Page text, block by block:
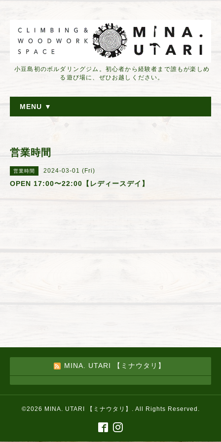
小豆島初のボルダリングジム。初心者から経験者まで誰もが楽しめ
る遊び場に、ぜひお越しください。
MENU ▼
営業時間
営業時間 2024-03-01 (Fri)
OPEN 17:00〜22:00【レディースデイ】
MINA. UTARI 【ミナウタリ】
©2026 MINA. UTARI 【ミナウタリ】 . All Rights Reserved.